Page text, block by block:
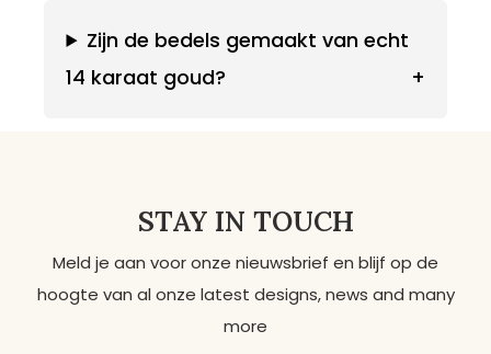
Zijn de bedels gemaakt van echt
14 karaat goud?
+
STAY IN TOUCH
Meld je aan voor onze nieuwsbrief en blijf op de
hoogte van al onze latest designs, news and many
more